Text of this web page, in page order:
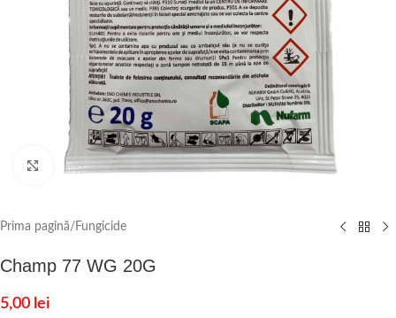
Click to enlarge
Prima pagină/ Fungicide
Champ 77 WG 20G
5,00 lei